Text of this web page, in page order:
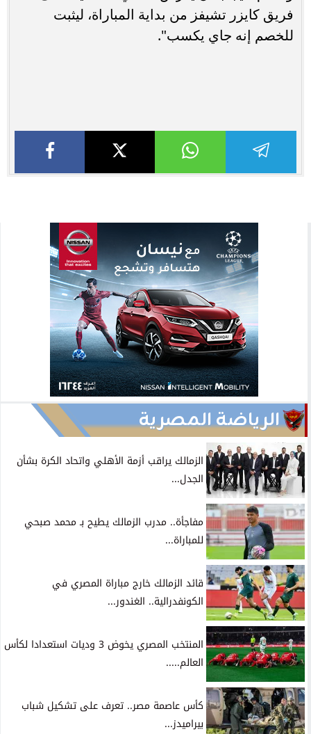
فريق كايزر تشيفز من بداية المباراة، ليثبت
للخصم إنه جاي يكسب".
الرياضة المصرية
الزمالك يراقب أزمة الأهلي واتحاد الكرة بشأن
الجدل...
مفاجأة.. مدرب الزمالك يطيح بـ محمد صبحي
للمباراة...
قائد الزمالك خارج مباراة المصري في
الكونفدرالية.. الغندور...
المنتخب المصري يخوض 3 وديات استعدادا لكأس
العالم.....
كأس عاصمة مصر.. تعرف على تشكيل شباب
بيراميدز...